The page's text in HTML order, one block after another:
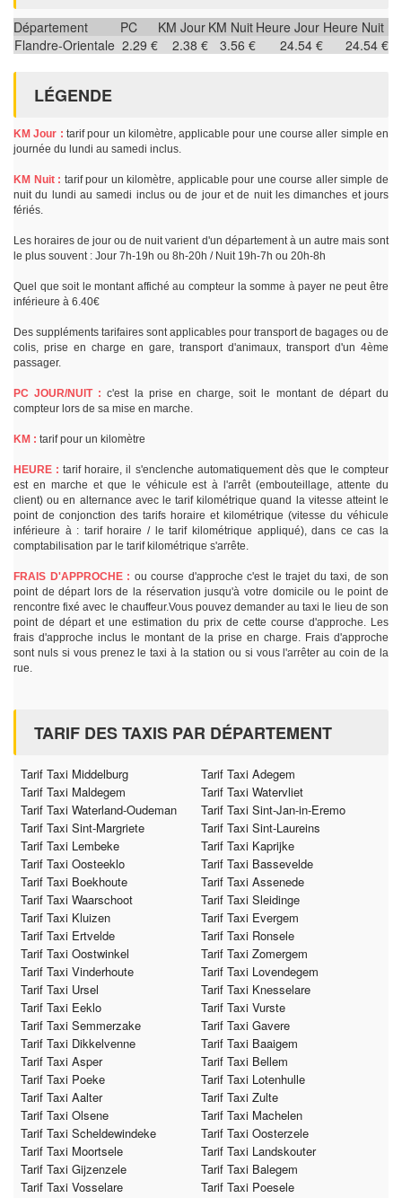
Département PC KM Jour KM Nuit Heure Jour Heure Nuit
Flandre-Orientale 2.29 € 2.38 € 3.56 € 24.54 € 24.54 €
LÉGENDE
KM Jour : tarif pour un kilomètre, applicable pour une course aller simple en
journée du lundi au samedi inclus.
KM Nuit : tarif pour un kilomètre, applicable pour une course aller simple de
nuit du lundi au samedi inclus ou de jour et de nuit les dimanches et jours
fériés.
Les horaires de jour ou de nuit varient d'un département à un autre mais sont
le plus souvent : Jour 7h-19h ou 8h-20h / Nuit 19h-7h ou 20h-8h
Quel que soit le montant affiché au compteur la somme à payer ne peut être
inférieure à 6.40€
Des suppléments tarifaires sont applicables pour transport de bagages ou de
colis, prise en charge en gare, transport d'animaux, transport d'un 4ème
passager.
PC JOUR/NUIT : c'est la prise en charge, soit le montant de départ du
compteur lors de sa mise en marche.
KM : tarif pour un kilomètre
HEURE : tarif horaire, il s'enclenche automatiquement dès que le compteur
est en marche et que le véhicule est à l'arrêt (embouteillage, attente du
client) ou en alternance avec le tarif kilométrique quand la vitesse atteint le
point de conjonction des tarifs horaire et kilométrique (vitesse du véhicule
inférieure à : tarif horaire / le tarif kilométrique appliqué), dans ce cas la
comptabilisation par le tarif kilométrique s'arrête.
FRAIS D'APPROCHE : ou course d'approche c'est le trajet du taxi, de son
point de départ lors de la réservation jusqu'à votre domicile ou le point de
rencontre fixé avec le chauffeur.Vous pouvez demander au taxi le lieu de son
point de départ et une estimation du prix de cette course d'approche. Les
frais d'approche inclus le montant de la prise en charge. Frais d'approche
sont nuls si vous prenez le taxi à la station ou si vous l'arrêter au coin de la
rue.
TARIF DES TAXIS PAR DÉPARTEMENT
Tarif Taxi Middelburg
Tarif Taxi Adegem
Tarif Taxi Maldegem
Tarif Taxi Watervliet
Tarif Taxi Waterland-Oudeman
Tarif Taxi Sint-Jan-in-Eremo
Tarif Taxi Sint-Margriete
Tarif Taxi Sint-Laureins
Tarif Taxi Lembeke
Tarif Taxi Kaprijke
Tarif Taxi Oosteeklo
Tarif Taxi Bassevelde
Tarif Taxi Boekhoute
Tarif Taxi Assenede
Tarif Taxi Waarschoot
Tarif Taxi Sleidinge
Tarif Taxi Kluizen
Tarif Taxi Evergem
Tarif Taxi Ertvelde
Tarif Taxi Ronsele
Tarif Taxi Oostwinkel
Tarif Taxi Zomergem
Tarif Taxi Vinderhoute
Tarif Taxi Lovendegem
Tarif Taxi Ursel
Tarif Taxi Knesselare
Tarif Taxi Eeklo
Tarif Taxi Vurste
Tarif Taxi Semmerzake
Tarif Taxi Gavere
Tarif Taxi Dikkelvenne
Tarif Taxi Baaigem
Tarif Taxi Asper
Tarif Taxi Bellem
Tarif Taxi Poeke
Tarif Taxi Lotenhulle
Tarif Taxi Aalter
Tarif Taxi Zulte
Tarif Taxi Olsene
Tarif Taxi Machelen
Tarif Taxi Scheldewindeke
Tarif Taxi Oosterzele
Tarif Taxi Moortsele
Tarif Taxi Landskouter
Tarif Taxi Gijzenzele
Tarif Taxi Balegem
Tarif Taxi Vosselare
Tarif Taxi Poesele